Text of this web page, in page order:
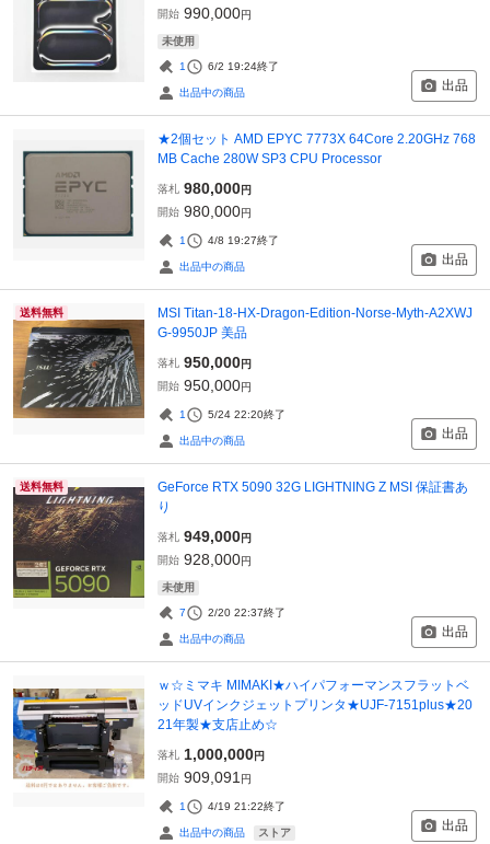
開始 990,000円
未使用
1 6/2 19:24終了
出品中の商品 出品
★2個セット AMD EPYC 7773X 64Core 2.20GHz 768
MB Cache 280W SP3 CPU Processor
落札 980,000円
開始 980,000円
1 4/8 19:27終了
出品中の商品 出品
送料無料
MSI Titan-18-HX-Dragon-Edition-Norse-Myth-A2XWJ
G-9950JP 美品
落札 950,000円
開始 950,000円
1 5/24 22:20終了
出品中の商品 出品
送料無料
GeForce RTX 5090 32G LIGHTNING Z MSI 保証書あ
り
落札 949,000円
開始 928,000円
未使用
7 2/20 22:37終了
出品中の商品 出品
ｗ☆ミマキ MIMAKI★ハイパフォーマンスフラットベ
ッドUVインクジェットプリンタ★UJF-7151plus★20
21年製★支店止め☆
落札 1,000,000円
開始 909,091 円
1 4/19 21:22終了
出品中の商品 ストア 出品